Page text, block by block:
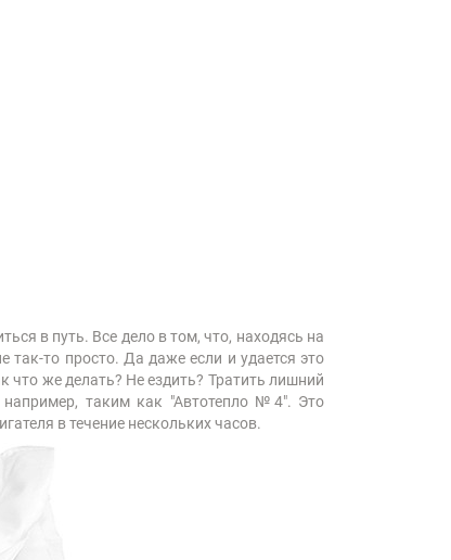
в путь. Все дело в том, что, находясь на
так-то просто. Да даже если и удается это
что же делать? Не ездить? Тратить лишний
например, таким как "Автотепло №4". Это
в течение нескольких часов.